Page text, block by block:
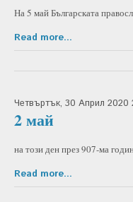
На 5 май Българската
Read more...
Четвъртък, 30 Април 2020
2 май
на този ден през 907-ма
Read more...